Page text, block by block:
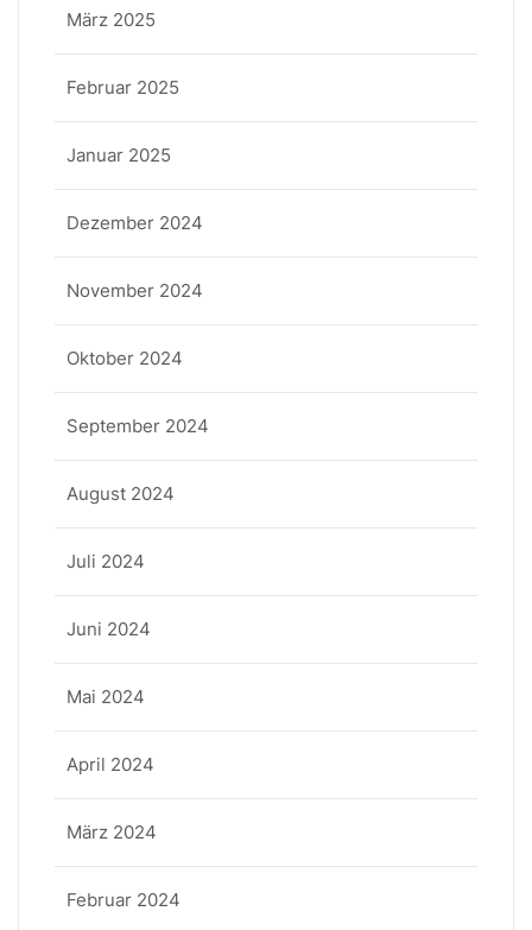
März 2025
Februar 2025
Januar 2025
Dezember 2024
November 2024
Oktober 2024
September 2024
August 2024
Juli 2024
Juni 2024
Mai 2024
April 2024
März 2024
Februar 2024